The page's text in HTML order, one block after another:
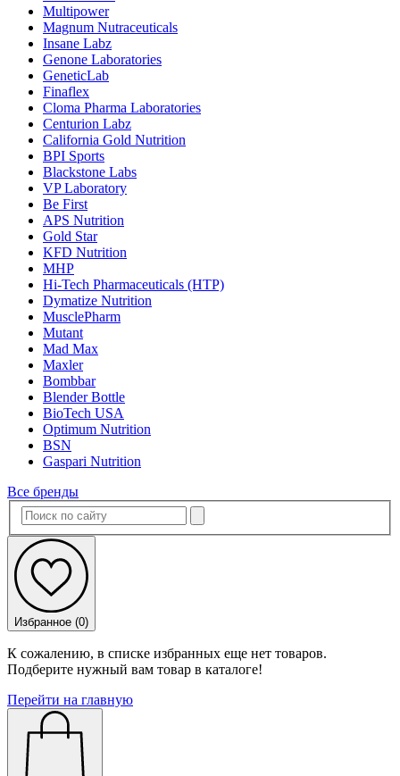
Multipower
Magnum Nutraceuticals
Insane Labz
Genone Laboratories
GeneticLab
Finaflex
Cloma Pharma Laboratories
Centurion Labz
California Gold Nutrition
BPI Sports
Blackstone Labs
VP Laboratory
Be First
APS Nutrition
Gold Star
KFD Nutrition
MHP
Hi-Tech Pharmaceuticals (HTP)
Dymatize Nutrition
MusclePharm
Mutant
Mad Max
Maxler
Bombbar
Blender Bottle
BioTech USA
Optimum Nutrition
BSN
Gaspari Nutrition
Все бренды
Избранное (0)
К сожалению, в списке избранных еще нет товаров.
Подберите нужный вам товар в каталоге!
Перейти на главную